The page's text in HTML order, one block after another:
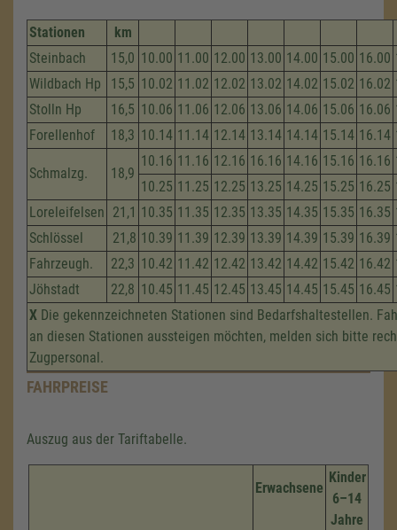
Stationen
km
Steinbach
15,0 10.00 11.00 12.00 13.00 14.00 15.00 16.00
Wildbach Hp
15,5 10.02 11.02 12.02 13.02 14.02 15.02 16.02
Stolln Hp
16,5 10.06 11.06 12.06 13.06 14.06 15.06 16.06
Forellenhof
18,3 10.14 11.14 12.14 13.14 14.14 15.14 16.14
Schmalzg. 18,9
10.16 11.16 12.16 16.16 14.16 15.16 16.16
10.25 11.25 12.25 13.25 14.25 15.25 16.25
Loreleifelsen 21,1 10.35 11.35 12.35 13.35 14.35 15.35 16.35
Schlössel
21,8 10.39 11.39 12.39 13.39 14.39 15.39 16.39
Fahrzeugh.
22,3 10.42 11.42 12.42 13.42 14.42 15.42 16.42
Jöhstadt
22,8 10.45 11.45 12.45 13.45 14.45 15.45 16.45
X Die gekennzeichneten Stationen sind Bedarfshaltestellen.
an diesen Stationen aussteigen möchten, melden sich bitte
Zugpersonal.
FAHRPREISE
Auszug aus der Tariftabelle.
Erwachsene
Kinder
6–14
Jahre